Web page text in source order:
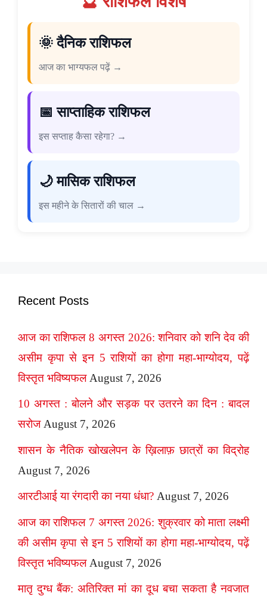
🌞 दैनिक राशिफल
आज का भाग्यफल पढ़ें →
📅 साप्ताहिक राशिफल
इस सप्ताह कैसा रहेगा? →
🌙 मासिक राशिफल
इस महीने के सितारों की चाल →
Recent Posts
आज का राशिफल 8 अगस्त 2026: शनिवार को शनि देव की
असीम कृपा से इन 5 राशियों का होगा महा-भाग्योदय, पढ़ें
विस्तृत भविष्यफल August 7, 2026
10 अगस्त : बोलने और सड़क पर उतरने का दिन : बादल
सरोज August 7, 2026
शासन के नैतिक खोखलेपन के ख़िलाफ़ छात्रों का विद्रोह
August 7, 2026
आरटीआई या रंगदारी का नया धंधा? August 7, 2026
आज का राशिफल 7 अगस्त 2026: शुक्रवार को माता लक्ष्मी
की असीम कृपा से इन 5 राशियों का होगा महा-भाग्योदय, पढ़ें
विस्तृत भविष्यफल August 7, 2026
मातृ दुग्ध बैंक: अतिरिक्त मां का दूध बचा सकता है नवजात